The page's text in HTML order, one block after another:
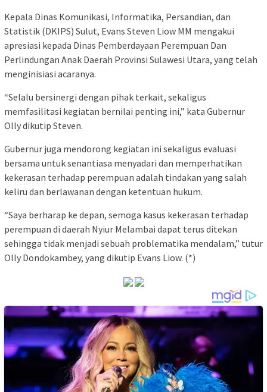
Kepala Dinas Komunikasi, Informatika, Persandian, dan
Statistik (DKIPS) Sulut, Evans Steven Liow MM mengakui
apresiasi kepada Dinas Pemberdayaan Perempuan Dan
Perlindungan Anak Daerah Provinsi Sulawesi Utara, yang telah
menginisiasi acaranya.
“Selalu bersinergi dengan pihak terkait, sekaligus
memfasilitasi kegiatan bernilai penting ini,” kata Gubernur
Olly dikutip Steven.
Gubernur juga mendorong kegiatan ini sekaligus evaluasi
bersama untuk senantiasa menyadari dan memperhatikan
kekerasan terhadap perempuan adalah tindakan yang salah
keliru dan berlawanan dengan ketentuan hukum.
“Saya berharap ke depan, semoga kasus kekerasan terhadap
perempuan di daerah Nyiur Melambai dapat terus ditekan
sehingga tidak menjadi sebuah problematika mendalam,” tutur
Olly Dondokambey, yang dikutip Evans Liow. (*)